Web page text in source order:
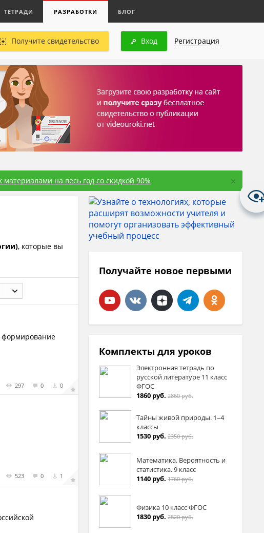
ТЕТРАДИ РАЗРАБОТКИ БЛОГ
Получите свидетельство Вход Регистрация
на весь год со скидкой 90% ×
, которые вы
формирование
297 0 0
523 0 1
Получайте новое первыми
Комплекты для уроков
Электронная тетрадь по
русской литературе 11 класс
ФГОС
1860 руб. 2860 руб.
Тайны живой природы. 1–4
классы
1530 руб. 2350 руб.
Математика. Вероятность и
статистика. 9 класс
1140 руб. 1760 руб.
Физика 10 класс ФГОС
1830 руб. 2820 руб.